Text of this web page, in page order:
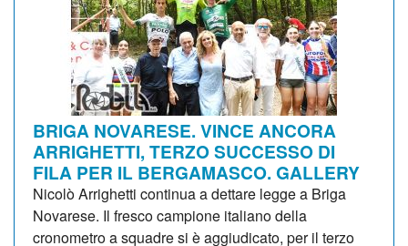
BRIGA NOVARESE. VINCE ANCORA
ARRIGHETTI, TERZO SUCCESSO DI
FILA PER IL BERGAMASCO. GALLERY
Nicolò Arrighetti continua a dettare legge a Briga
Novarese. Il fresco campione italiano della
cronometro a squadre si è aggiudicato, per il terzo